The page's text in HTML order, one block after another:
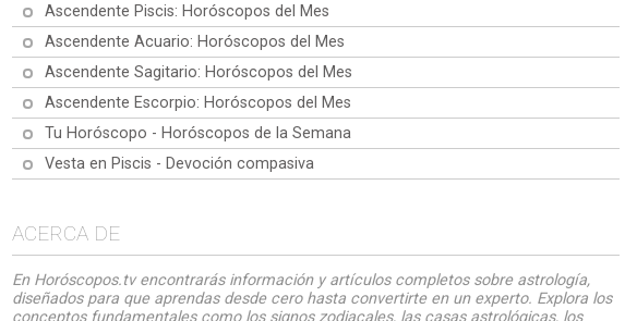
Ascendente Piscis: Horóscopos del Mes
Ascendente Acuario: Horóscopos del Mes
Ascendente Sagitario: Horóscopos del Mes
Ascendente Escorpio: Horóscopos del Mes
Tu Horóscopo - Horóscopos de la Semana
Vesta en Piscis - Devoción compasiva
ACERCA DE
En Horóscopos.tv encontrarás información y artículos completos sobre astrología,
diseñados para que aprendas desde cero hasta convertirte en un experto. Explora los